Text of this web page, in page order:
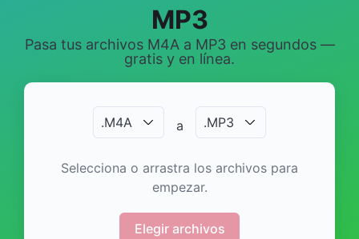
MP3
Pasa tus archivos M4A a MP3 en segundos —
gratis y en línea.
.M4A a .MP3
Selecciona o arrastra los archivos para
empezar.
Elegir archivos